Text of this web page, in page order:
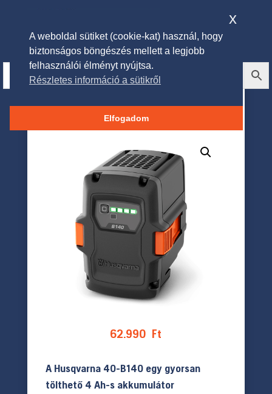
Husqvarna 40-B140
akkumulátor
62.990 Ft
A Husqvarna 40-B140 egy gyorsan
tölthető 4 Ah-s akkumulátor
A weboldal sütiket (cookie-kat) használ, hogy
biztonságos böngészés mellett a legjobb
felhasználói élményt nyújtsa.
Részletes információ a sütikről
Elfogadom
x